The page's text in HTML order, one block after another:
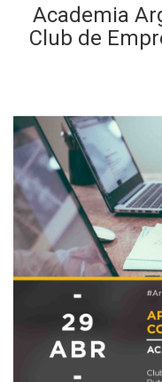
Academia
Club de